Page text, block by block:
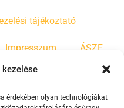
érdekében olyan technológiákat
tájékoztató
Impresszum ÁSZF
szabályzat